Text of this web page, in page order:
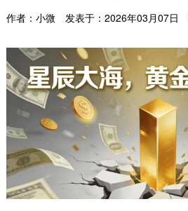
作者：小微 发表于：2026年03月07日